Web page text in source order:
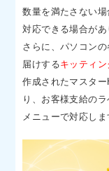
数量を満たさない
対応できる場合があ
さらに、パソコン
届けするキッティ
作成されたマスタ
り、お客様支給の
メニューで対応しま